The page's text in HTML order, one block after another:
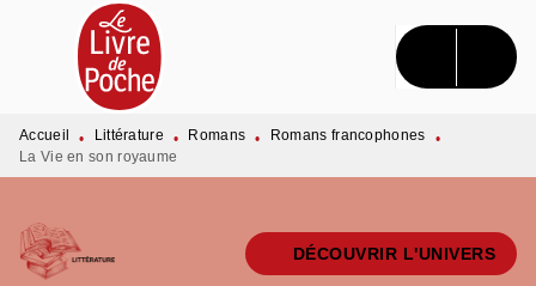
MENU RECHERCHE CONTENU
PIED DE PAGE
Accueil • Littérature • Romans • Romans francophones
•
La Vie en son royaume
DÉCOUVRIR L'UNIVERS